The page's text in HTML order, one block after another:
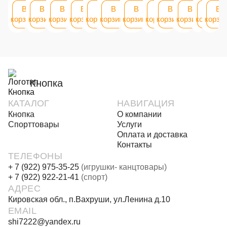
В
корзину
В
корзину
В
корзину
В
корзинукорзину
В
корзину
В
корзинукорзину
В
корзину
В
корзинукорзину
В
Кнопка
КАТАЛОГ
Кнопка
Спорттовары
НАВИГАЦИЯ
О компании
Услуги
Оплата и доставка
Контакты
ТЕЛЕФОНЫ
+ 7 (922) 975-35-25 (игрушки- канцтовары)
+ 7 (922) 922-21-41 (спорт)
АДРЕС
Кировская обл., п.Вахруши, ул.Ленина д.10
EMAIL
shi7222@yandex.ru